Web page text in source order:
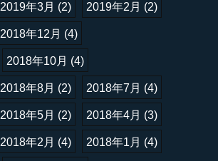
2019年3月 (2) 2019年2月 (2)
2018年12月 (4)
2018年10月 (4)
2018年8月 (2) 2018年7月 (4)
2018年5月 (2) 2018年4月 (3)
2018年2月 (4) 2018年1月 (4)